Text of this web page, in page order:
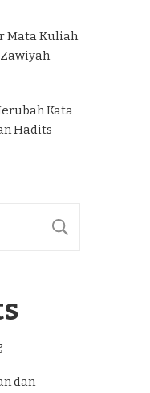
Mata Kuliah
Kata
Hadits
dan